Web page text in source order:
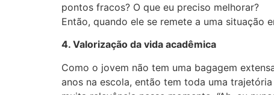
pontos fracos? O que eu preciso melhorar?
Então, quando ele se remete a uma situação
4. Valorização da vida acadêmica
Como o jovem não tem uma bagagem
anos na escola, então tem toda uma